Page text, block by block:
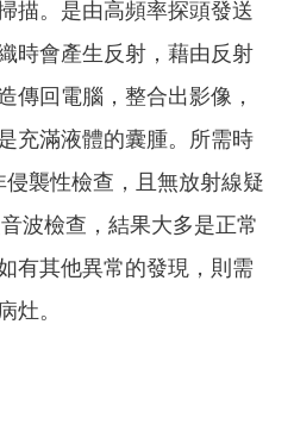
描。是由高頻率探頭發送
時會產生反射，藉由反射
傳回電腦，整合出影像，
充滿液體的囊腫。所需時
侵襲性檢查，且無放射線疑
波檢查，結果大多是正常
有其他異常的發現，則需
灶。